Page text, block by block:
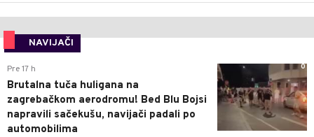
NAVIJAČI
0
Pre 17 h
Brutalna tuča huligana na
zagrebačkom aerodromu! Bed Blu Bojsi
napravili sačekušu, navijači padali po
automobilima